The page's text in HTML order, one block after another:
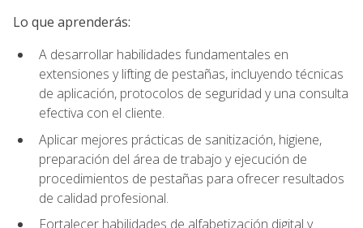
Lo que aprenderás:
A desarrollar habilidades fundamentales en
extensiones y lifting de pestañas, incluyendo técnicas
de aplicación, protocolos de seguridad y una consulta
efectiva con el cliente.
Aplicar mejores prácticas de sanitización, higiene,
preparación del área de trabajo y ejecución de
procedimientos de pestañas para ofrecer resultados
de calidad profesional.
Fortalecer habilidades de alfabetización digital y